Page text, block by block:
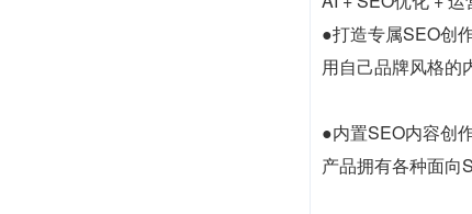
●打造专属SEO创
用自己品牌风格的
●内置SEO内容创
产品拥有各种面向